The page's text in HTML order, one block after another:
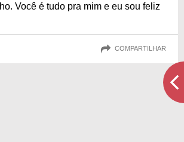
Você é tudo pra mim e eu sou feliz
COMPARTILHAR